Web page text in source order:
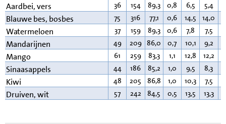
Aardbei, vers 36 154 89,3 0,8 6,5 5,4
Blauwe bes, bosbes 75 316 77,1 0,6 14,5 14,0
Watermeloen 37 159 89,3 0,6 7,8 7,5
Mandarijnen 49 209 86,0 0,7 10,1 9,2
Mango 61 259 83,3 1,1 12,8 12,2
Sinaasappels 44 186 85,2 1,0 9,5 8,3
Kiwi 48 205 86,8 1,0 10,3 7,5
Druiven, wit 57 242 84,5 0,5 13,5 13,3